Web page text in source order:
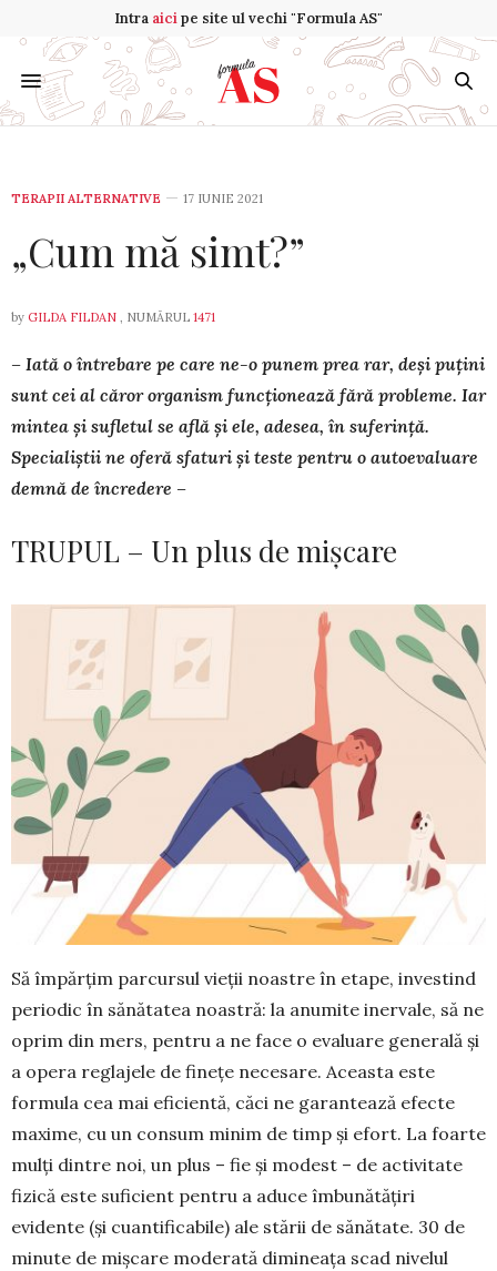
Intra aicipe site ul vechi "Formula AS"
TERAPII ALTERNATIVE 17 IUNIE 2021
„Cum mă simt?”
by GILDA FILDAN , NUMĂRUL 1471
– Iată o întrebare pe care ne-o punem prea rar, deși puțini
sunt cei al căror organism funcționează fără probleme. Iar
mintea și sufletul se află și ele, adesea, în suferință.
Specialiștii ne oferă sfaturi și teste pentru o autoevaluare
demnă de încredere –
TRUPUL – Un plus de mișcare
Să împărțim parcursul vieții noastre în etape, investind
periodic în sănătatea noastră: la anumite inervale, să ne
oprim din mers, pentru a ne face o evaluare generală și
a opera reglajele de finețe ne­cesare. Aceasta este
formula cea mai eficientă, căci ne garantează efecte
maxime, cu un consum minim de timp și efort. La foarte
mulți dintre noi, un plus – fie și modest – de activitate
fizică este suficient pentru a aduce îmbunătățiri
evidente (și cuantificabile) ale stării de sănătate. 30 de
minute de mișcare moderată dimineața scad nivelul